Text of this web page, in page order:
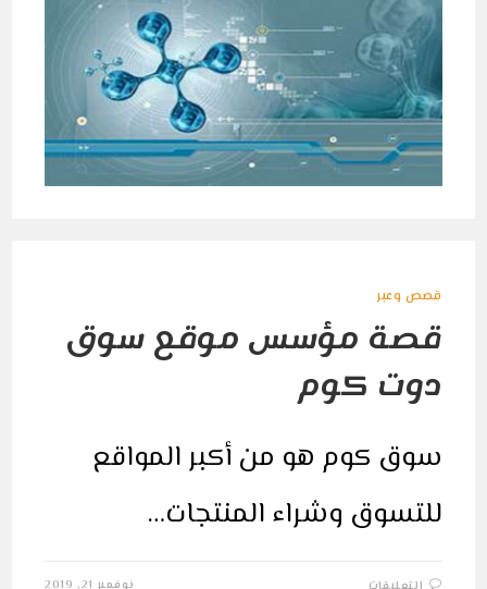
قصص وعبر
قصة مؤسس موقع سوق
دوت كوم
سوق كوم هو من أكبر المواقع
للتسوق وشراء المنتجات…
نوفمبر 21, 2019